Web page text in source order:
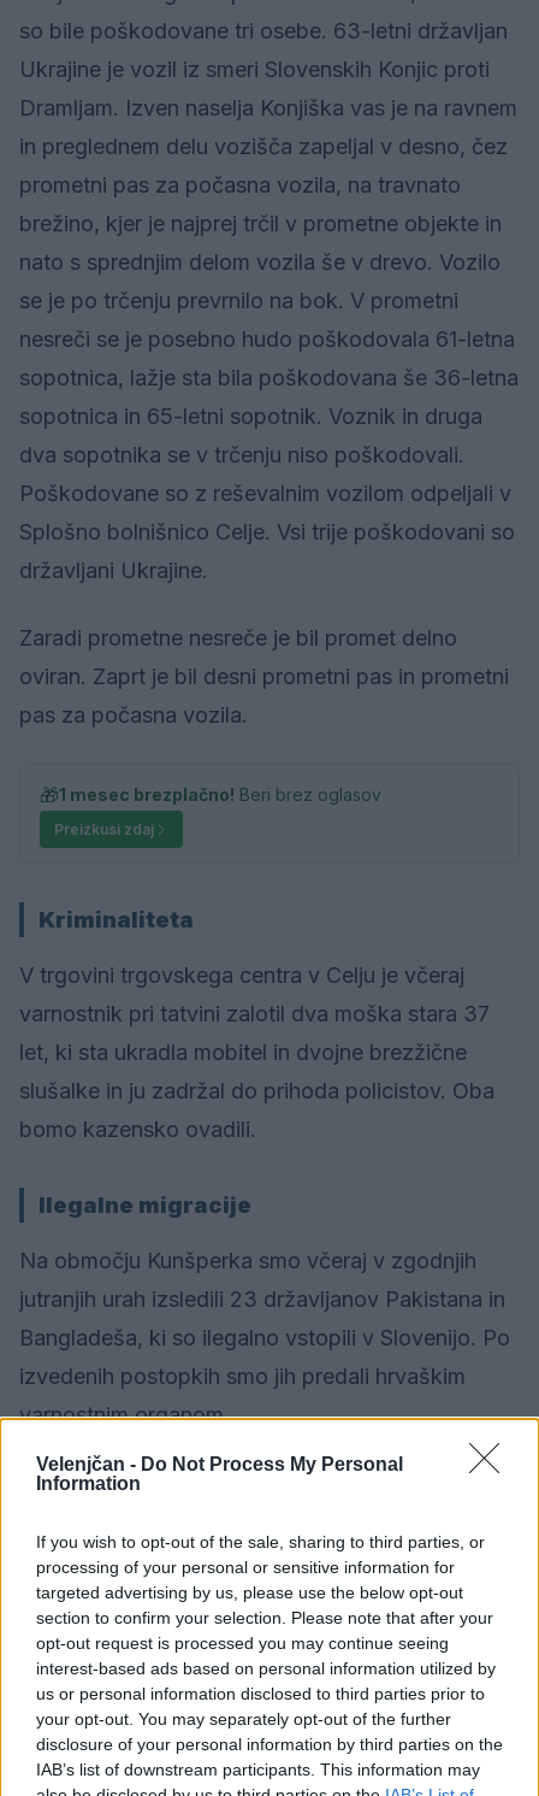
Velenjčan - Do Not Process My Personal
Information
If you wish to opt-out of the sale, sharing to third parties, or
processing of your personal or sensitive information for
targeted advertising by us, please use the below opt-out
section to confirm your selection. Please note that after your
opt-out request is processed you may continue seeing
interest-based ads based on personal information utilized by
us or personal information disclosed to third parties prior to
your opt-out. You may separately opt-out of the further
disclosure of your personal information by third parties on the
IAB’s list of downstream participants. This information may
so bile poškodovane tri osebe. 63-letni državljan
Ukrajine je vozil iz smeri Slovenskih Konjic proti
Dramljam. Izven naselja Konjiška vas je na ravnem
in preglednem delu vozišča zapeljal v desno, čez
prometni pas za počasna vozila, na travnato
brežino, kjer je najprej trčil v prometne objekte in
nato s sprednjim delom vozila še v drevo. Vozilo
se je po trčenju prevrnilo na bok. V prometni
nesreči se je posebno hudo poškodovala 61-letna
sopotnica, lažje sta bila poškodovana še 36-letna
sopotnica in 65-letni sopotnik. Voznik in druga
dva sopotnika se v trčenju niso poškodovali.
Poškodovane so z reševalnim vozilom odpeljali v
Splošno bolnišnico Celje. Vsi trije poškodovani so
državljani Ukrajine.
Zaradi prometne nesreče je bil promet delno
oviran. Zaprt je bil desni prometni pas in prometni
pas za počasna vozila.
🎁1 mesec brezplačno! Beri brez oglasov
Preizkusi zdaj
Kriminaliteta
V trgovini trgovskega centra v Celju je včeraj
varnostnik pri tatvini zalotil dva moška stara 37
let, ki sta ukradla mobitel in dvojne brezžične
slušalke in ju zadržal do prihoda policistov. Oba
bomo kazensko ovadili.
Ilegalne migracije
Na območju Kunšperka smo včeraj v zgodnjih
jutranjih urah izsledili 23 državljanov Pakistana in
Bangladeša, ki so ilegalno vstopili v Slovenijo. Po
izvedenih postopkih smo jih predali hrvaškim
varnostnim organom.
Lepo, mirno in varno sredo želimo iz Policijske
O preteklih dogajanjih na območju PU Celje je
poročala Milena Trbulin, predstavnica za odnose
z javnostmi in samostojna policijska inšpektorica